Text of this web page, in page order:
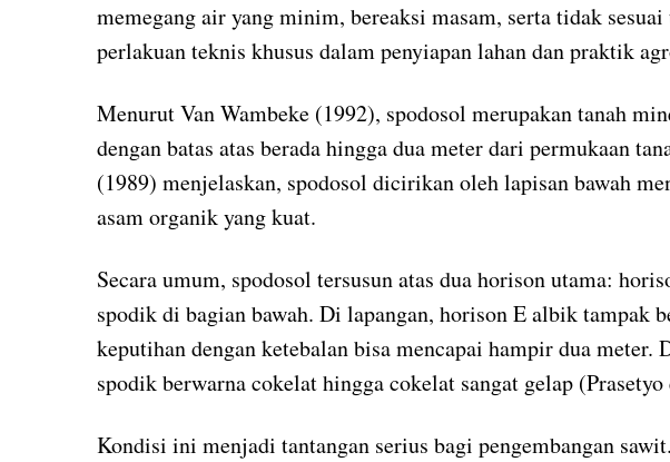
memegang air yang minim, bereaksi masam, serta tidak
perlakuan teknis khusus dalam penyiapan lahan dan praktik
Menurut Van Wambeke (1992), spodosol merupakan tanah
dengan batas atas berada hingga dua meter dari permukaan
(1989) menjelaskan, spodosol dicirikan oleh lapisan bawah
asam organik yang kuat.
Secara umum, spodosol tersusun atas dua horison utama:
spodik di bagian bawah. Di lapangan, horison E albik tampak
keputihan dengan ketebalan bisa mencapai hampir dua meter.
spodik berwarna cokelat hingga cokelat sangat gelap
Kondisi ini menjadi tantangan serius bagi pengembangan